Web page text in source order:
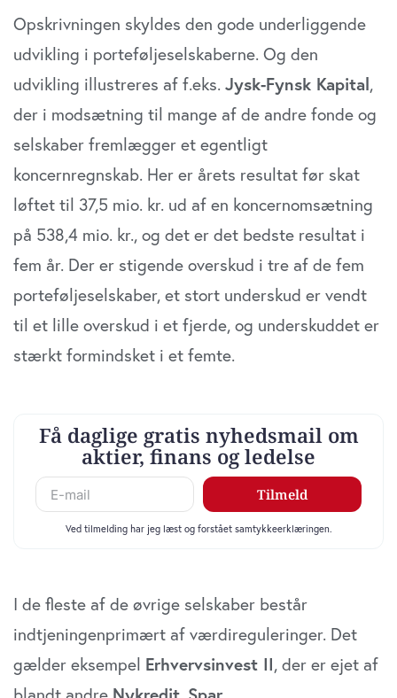
Opskrivningen skyldes den gode underliggende
udvikling i porteføljeselskaberne. Og den
udvikling illustreres af f.eks. Jysk-Fynsk Kapital,
der i modsætning til mange af de andre fonde og
selskaber fremlægger et egentligt
koncernregnskab. Her er årets resultat før skat
løftet til 37,5 mio. kr. ud af en koncernomsætning
på 538,4 mio. kr., og det er det bedste resultat i
fem år. Der er stigende overskud i tre af de fem
porteføljeselskaber, et stort underskud er vendt
til et lille overskud i et fjerde, og underskuddet er
stærkt formindsket i et femte.
I de fleste af de øvrige selskaber består
indtjeningenprimært af værdireguleringer. Det
gælder eksempel Erhvervsinvest II, der er ejet af